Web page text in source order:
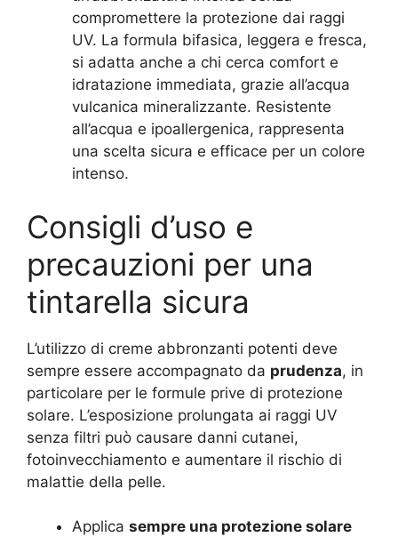
compromettere la protezione dai raggi
UV. La formula bifasica, leggera e fresca,
si adatta anche a chi cerca comfort e
idratazione immediata, grazie all’acqua
vulcanica mineralizzante. Resistente
all’acqua e ipoallergenica, rappresenta
una scelta sicura e efficace per un colore
intenso.
Consigli d’uso e
precauzioni per una
tintarella sicura
L’utilizzo di creme abbronzanti potenti deve
sempre essere accompagnato da prudenza, in
particolare per le formule prive di protezione
solare. L’esposizione prolungata ai raggi UV
senza filtri può causare danni cutanei,
fotoinvecchiamento e aumentare il rischio di
malattie della pelle.
Applica sempre una protezione solare